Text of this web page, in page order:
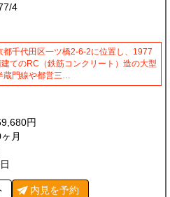
4
千代田区一ツ橋2-6-2に位置し、1977
てのRC（鉄筋コンクリート）造の大型
蔵門線や都営三…
円
月
内見を予約